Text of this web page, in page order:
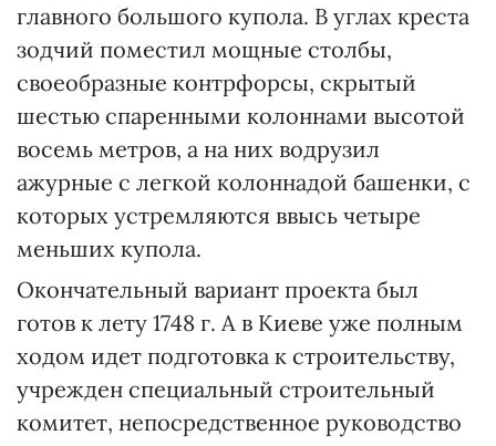
главного большого купола. В углах креста
зодчий поместил мощные столбы,
своеобразные контрфорсы, скрытый
шестью спаренными колоннами высотой
восемь метров, а на них водрузил
ажурные с легкой колоннадой башенки, с
которых устремляются ввысь четыре
меньших купола.
Окончательный вариант проекта был
готов к лету 1748 г. А в Киеве уже полным
ходом идет подготовка к строительству,
учрежден специальный строительный
комитет, непосредственное руководство